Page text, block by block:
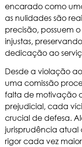
encarado como
as nulidades são
precisão, possuem
injustas,
dedicação ao
Desde a violação
uma comissão
falta de motivação
prejudicial, cada
crucial de defesa.
jurisprudência atual
rigor cada vez